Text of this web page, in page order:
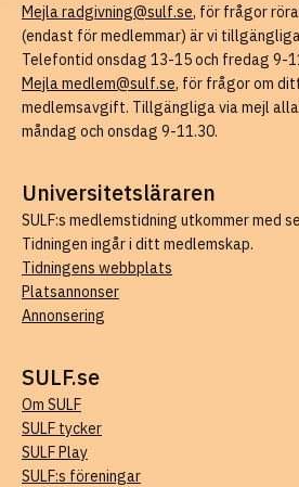
Mejla radgivning@sulf.se, för frågor
(endast för medlemmar) är vi
Telefontid onsdag 13-15 och fredag 9-
Mejla medlem@sulf.se, för frågor om
medlemsavgift. Tillgängliga via mejl
måndag och onsdag 9-11.30.
Universitetsläraren
SULF:s medlemstidning utkommer med
Tidningen ingår i ditt medlemskap.
Tidningens webbplats
Platsannonser
Annonsering
SULF.se
Om SULF
SULF tycker
SULF Play
SULF:s föreningar